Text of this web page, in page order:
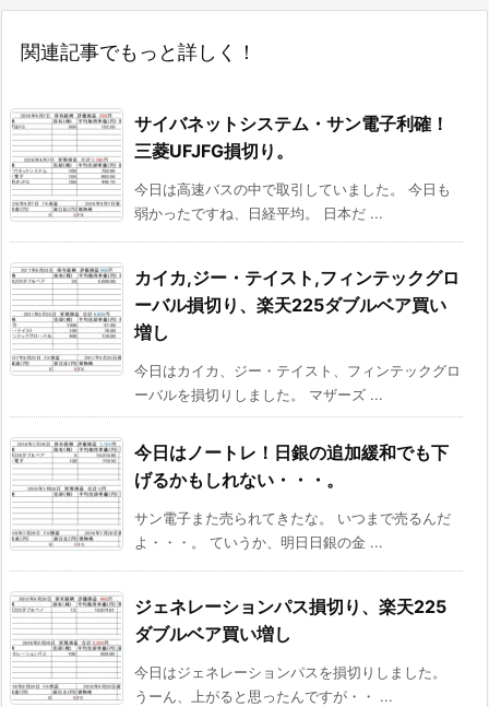
関連記事でもっと詳しく！
サイバネットシステム・サン電子利確！
三菱UFJFG損切り。
今日は高速バスの中で取引していました。 今日も
弱かったですね、日経平均。 日本だ ...
カイカ,ジー・テイスト,フィンテックグロ
ーバル損切り、楽天225ダブルベア買い
増し
今日はカイカ、ジー・テイスト、フィンテックグロ
ーバルを損切りしました。 マザーズ ...
今日はノートレ！日銀の追加緩和でも下
げるかもしれない・・・。
サン電子また売られてきたな。 いつまで売るんだ
よ・・・。 ていうか、明日日銀の金 ...
ジェネレーションパス損切り、楽天225
ダブルベア買い増し
今日はジェネレーションパスを損切りしました。
うーん、上がると思ったんですが・・ ...